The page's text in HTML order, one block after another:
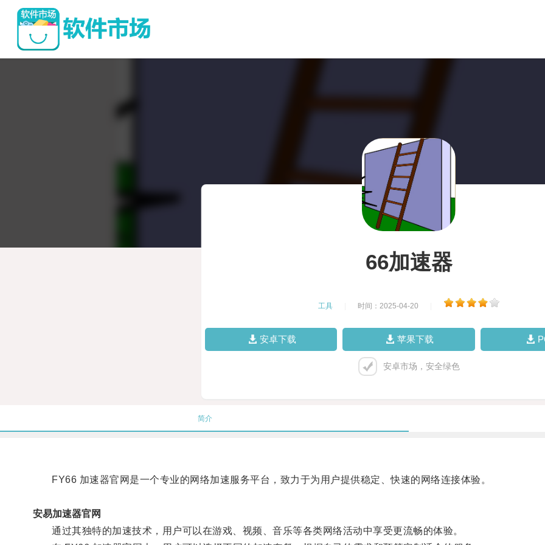
66加速器
工具 时间：2025-04-20
安卓下载 苹果下载
安卓市场，安全绿色
简介
FY66 加速器官网是一个专业的网络加速服务平台，致力于为用户提供稳定、快速的网络连接体验。
安易加速器官网
通过其独特的加速技术，用户可以在游戏、视频、音乐等各类网络活动中享受更流畅的体验。